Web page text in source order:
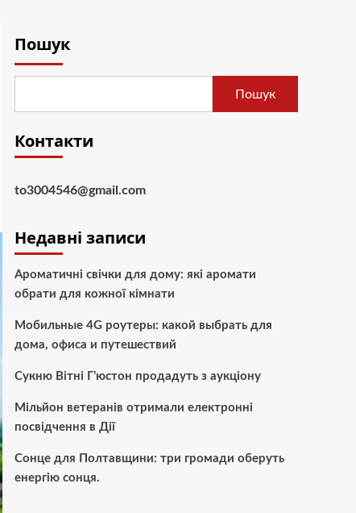
Пошук
Пошук
Контакти
to3004546@gmail.com
Недавні записи
Ароматичні свічки для дому: які аромати
обрати для кожної кімнати
Мобильные 4G роутеры: какой выбрать для
дома, офиса и путешествий
Сукню Вітні Г’юстон продадуть з аукціону
Мільйон ветеранів отримали електронні
посвідчення в Дії
Сонце для Полтавщини: три громади оберуть
енергію сонця.